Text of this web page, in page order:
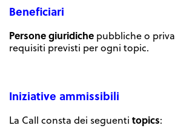
Beneficiari
Persone giuridiche pubbliche o
requisiti previsti per ogni topic.
Iniziative ammissibili
La Call consta dei seguenti topics: